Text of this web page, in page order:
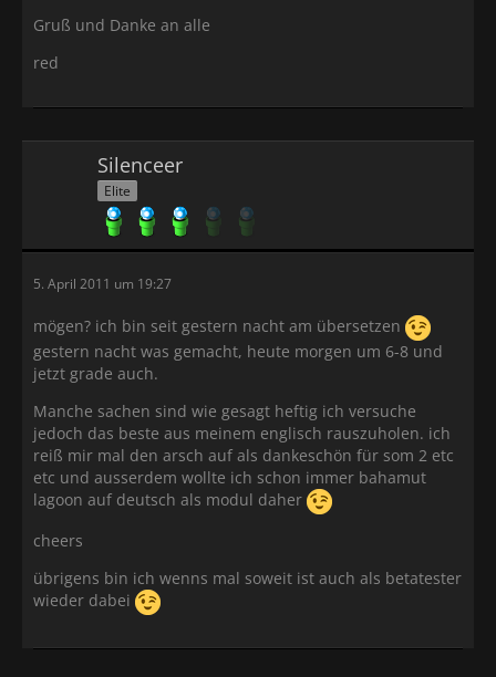
Gruß und Danke an alle
red
Silenceer
Elite
5. April 2011 um 19:27
mögen? ich bin seit gestern nacht am übersetzen
gestern nacht was gemacht, heute morgen um 6-8 und
jetzt grade auch.
Manche sachen sind wie gesagt heftig ich versuche
jedoch das beste aus meinem englisch rauszuholen. ich
reiß mir mal den arsch auf als dankeschön für som 2 etc
etc und ausserdem wollte ich schon immer bahamut
lagoon auf deutsch als modul daher
cheers
übrigens bin ich wenns mal soweit ist auch als betatester
wieder dabei